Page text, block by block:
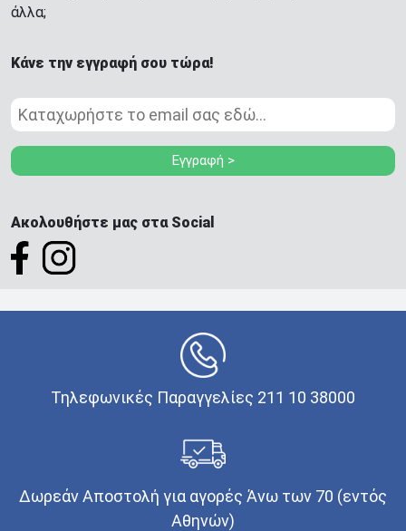
άλλα;
Κάνε την εγγραφή σου τώρα!
Εγγραφή >
Ακολουθήστε μας στα Social
Τηλεφωνικές Παραγγελίες 211 10 38000
Δωρεάν Αποστολή για αγορές Άνω των 70 (εντός
Αθηνών)